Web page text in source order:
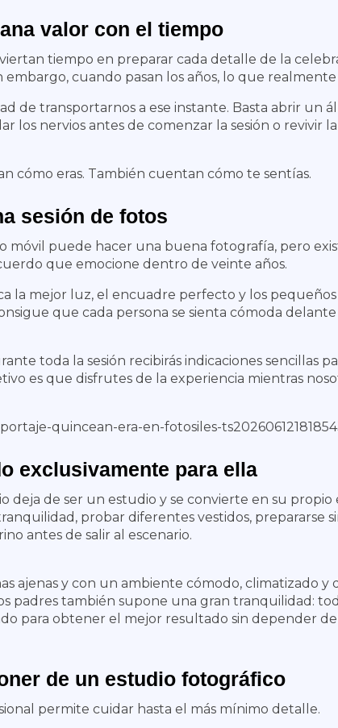
valor con el tiempo
tiempo en preparar cada detalle de la
embargo, cuando pasan los años, lo que
de transportarnos a ese instante. Basta abrir un
los nervios antes de comenzar la sesión o revivir
cómo eras. También cuentan cómo te sentías.
sesión de fotos
móvil puede hacer una buena fotografía, pero
que emocione dentro de veinte años.
la mejor luz, el encuadre perfecto y los
que cada persona se sienta cómoda
toda la sesión recibirás indicaciones sencillas
es que disfrutes de la experiencia mientras
exclusivamente para ella
deja de ser un estudio y se convierte en su propio
probar diferentes vestidos, prepararse
antes de salir al escenario.
ajenas y con un ambiente cómodo, climatizado
padres también supone una gran tranquilidad:
para obtener el mejor resultado sin depender
de un estudio fotográfico
permite cuidar hasta el más mínimo detalle.